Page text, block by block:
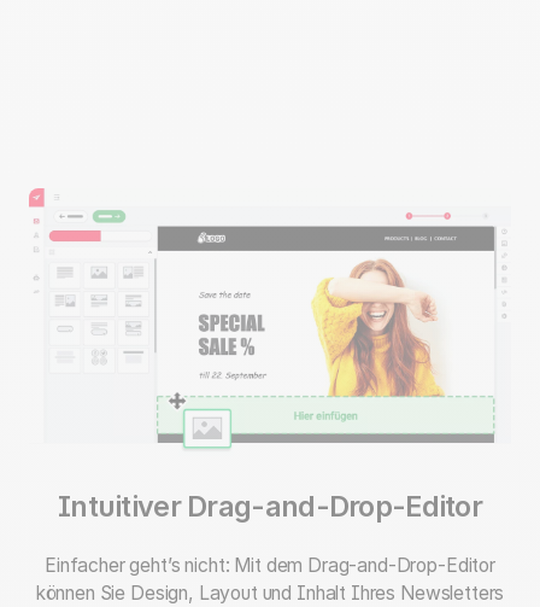
Intuitiver Drag-and-Drop-Editor
Einfacher geht’s nicht: Mit dem Drag-and-Drop-Editor
können Sie Design, Layout und Inhalt Ihres Newsletters